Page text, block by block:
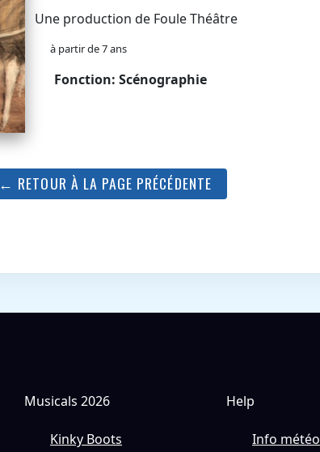
Une production de Foule Théâtre
à partir de 7 ans
Fonction: Scénographie
← RETOUR À LA PAGE PRÉCÉDENTE
Musicals 2026
Kinky Boots
Help
Info météo